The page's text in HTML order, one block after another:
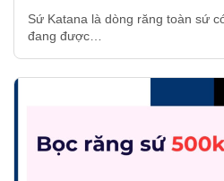
Sứ Katana là dòng răng toàn sứ
đang được…